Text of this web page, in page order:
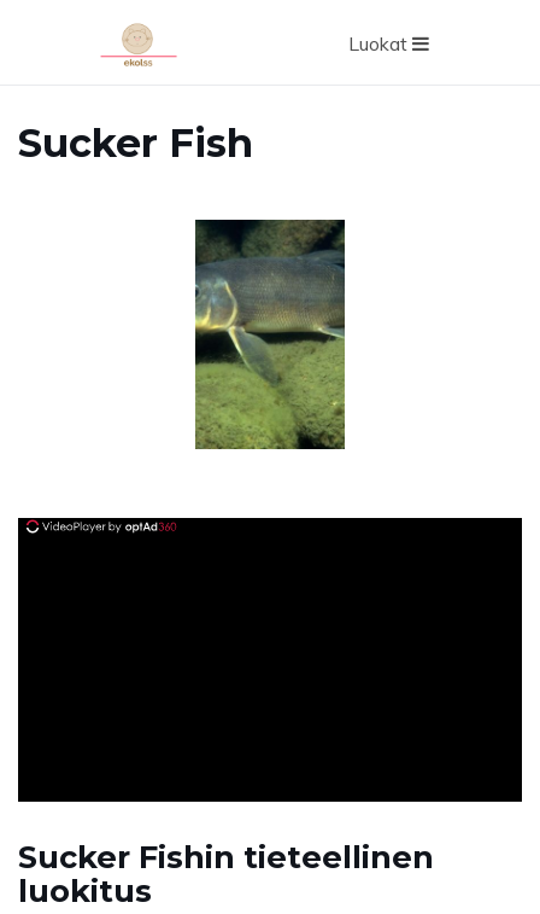
Luokat
Sucker Fish
Sucker Fishin tieteellinen
luokitus